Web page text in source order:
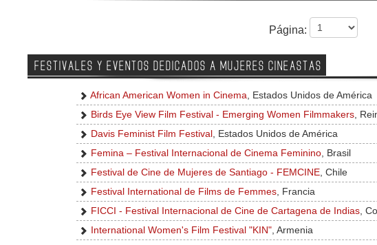
Página:
FESTIVALES Y EVENTOS DEDICADOS A MUJERES CINEASTAS
African American Women in Cinema , Estados Unidos de América
Birds Eye View Film Festival - Emerging Women Filmmakers ,
Davis Feminist Film Festival , Estados Unidos de América
Femina – Festival Internacional de Cinema Feminino , Brasil
Festival de Cine de Mujeres de Santiago - FEMCINE , Chile
Festival International de Films de Femmes , Francia
FICCI - Festival Internacional de Cine de Cartagena de Indias ,
International Women's Film Festival "KIN" , Armenia